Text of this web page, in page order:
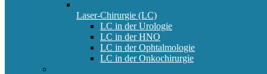
Laser-Chirurgie (LC)
LC in der Urologie
LC in der HNO
LC in der Ophtalmologie
LC in der Onkochirurgie